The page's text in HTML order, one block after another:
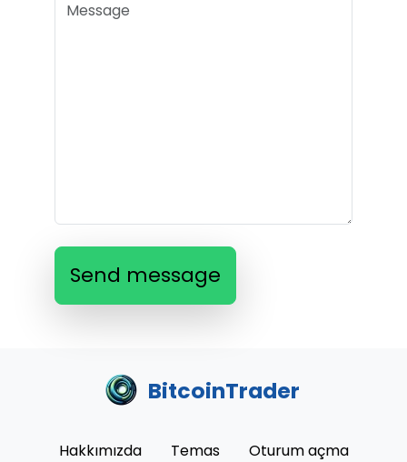
Send message
BitcoinTrader
Hakkımızda Temas Oturum açma